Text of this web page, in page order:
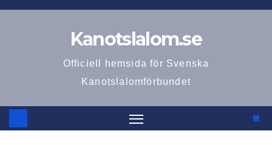
Hoppa
Kanotslalom.se
Officiell hemsida för Svenska
Kanotslalomförbundet